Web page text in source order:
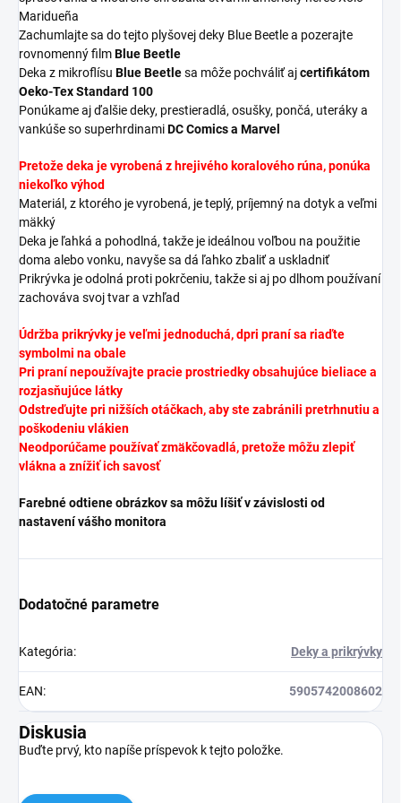
Maridueña
Zachumlajte sa do tejto plyšovej deky Blue Beetle a pozerajte
rovnomenný filmBlue Beetle
Deka z mikroflísu Blue Beetlesa môže pochváliť ajcertifikátom
Oeko-Tex Standard 100
Ponúkame aj ďalšie deky, prestieradlá, osušky, pončá, uteráky a
vankúše so superhrdinamiDC Comics a Marvel
Pretože deka je vyrobená z hrejivého koralového rúna,ponúka
niekoľko výhod
Materiál, z ktorého je vyrobená, je teplý, príjemný na dotyk a veľmi
mäkký
Deka je ľahká a pohodlná, takže je ideálnou voľbou na použitie
doma alebo vonku, navyše sa dá ľahko zbaliť a uskladniť
Prikrývka je odolná proti pokrčeniu, takže si aj po dlhom používaní
zachováva svoj tvar a vzhľad
Údržba prikrývky je veľmi jednoduchá, dpri praní sa riaďte
symbolmi na obale
Pri praní nepoužívajte pracie prostriedky obsahujúce bieliace a
rozjasňujúce látky
Odstreďujte pri nižších otáčkach, aby ste zabránili pretrhnutiu a
poškodeniu vlákien
Neodporúčame používať zmäkčovadlá, pretože môžu zlepiť
vlákna a znížiť ich savosť
Farebné odtiene obrázkov sa môžu líšiť v závislosti od
nastavení vášho monitora
Dodatočné parametre
Kategória: Deky a prikrývky
EAN: 5905742008602
Diskusia
Buďte prvý, kto napíše príspevok k tejto položke.